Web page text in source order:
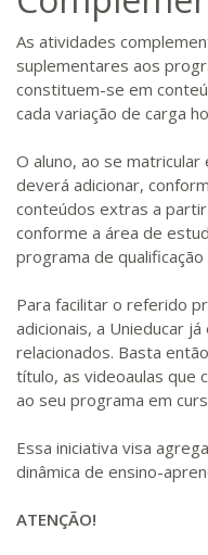
As atividades
suplementares aos
constituem-se em
cada variação de carga
O aluno, ao se
deverá adicionar,
conteúdos extras a
conforme a área de
programa de
Para facilitar o referido
adicionais, a Unieducar
relacionados. Basta
título, as videoaulas que
ao seu programa em
Essa iniciativa visa
dinâmica de ensino-
ATENÇÃO!